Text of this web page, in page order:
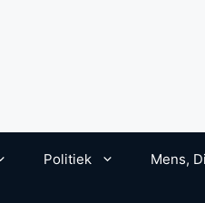
Politiek Mens,